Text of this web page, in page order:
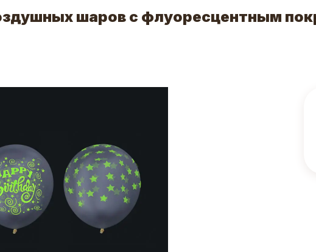
шаров с флуоресцентным